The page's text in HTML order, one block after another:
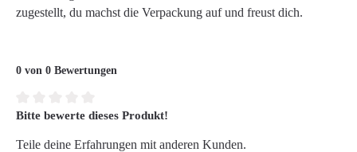
zugestellt, du machst die Verpackung auf und freust dich.
0 von 0 Bewertungen
Durchschnittliche Bewertung von 0 von 5 Sternen
Bitte bewerte dieses Produkt!
Teile deine Erfahrungen mit anderen Kunden.